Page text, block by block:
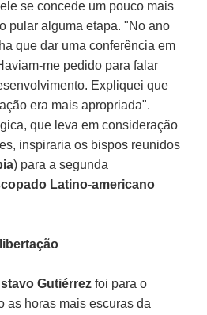
se concede um pouco mais
pular alguma etapa. "No ano
que dar uma conferência em
me pedido para falar
Expliquei que
era mais apropriada".
que leva em consideração
inspiraria os bispos reunidos
) para a segunda
Latino-americano
Gutiérrezfoi para o
as horas mais escuras da